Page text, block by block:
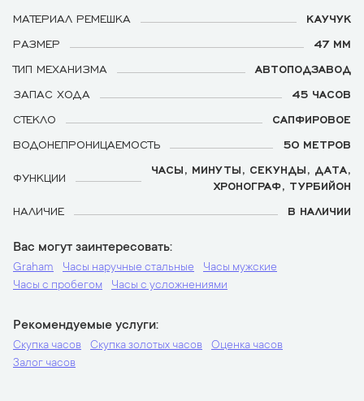
МАТЕРИАЛ РЕМЕШКА
КАУЧУК
РАЗМЕР
47 ММ
ТИП МЕХАНИЗМА
АВТОПОДЗАВОД
ЗАПАС ХОДА
45 ЧАСОВ
СТЕКЛО
САПФИРОВОЕ
ВОДОНЕПРОНИЦАЕМОСТЬ
50 МЕТРОВ
ФУНКЦИИ
ЧАСЫ, МИНУТЫ, СЕКУНДЫ, ДАТА,
ХРОНОГРАФ, ТУРБИЙОН
НАЛИЧИЕ
В НАЛИЧИИ
Вас могут заинтересовать
Graham Часы наручные стальные
Часы мужские
Часы с пробегом
Часы с усложнениями
Рекомендуемые услуги
Скупка часов Скупка золотых часов
Оценка часов
Залог часов